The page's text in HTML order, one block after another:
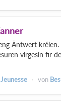
Äntwert
virgesin fir
von